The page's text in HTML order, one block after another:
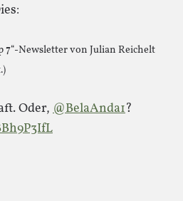
7“-Newsletter von Julian Reichelt
Oder, @BelaAnda1?